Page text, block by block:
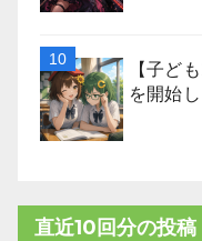
【子ど
を開始し
直近10回分の投稿